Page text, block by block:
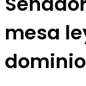
mesa
dominio